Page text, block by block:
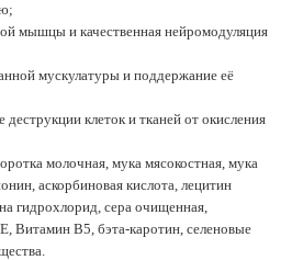
мышцы и качественная нейромодуляция
мускулатуры и поддержание её
клеток и тканей от окисления
молочная, мука мясокостная, мука
аскорбиновая кислота, лецитин
гидрохлорид, сера очищенная,
Витамин В5, бэта-каротин, селеновые